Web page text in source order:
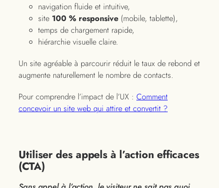
navigation fluide et intuitive,
site 100 % responsive (mobile, tablette),
temps de chargement rapide,
hiérarchie visuelle claire.
Un site agréable à parcourir réduit le taux de rebond et
augmente naturellement le nombre de contacts.
Pour comprendre l’impact de l’UX : Comment
concevoir un site web qui attire et convertit ?
Utiliser des appels à l’action efficaces
(CTA)